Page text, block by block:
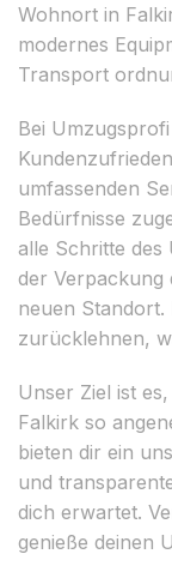
Wohnort in
modernes
Transport
Bei
umfassenden
Bedürfnisse
alle Schritte des
der Verpackung
neuen
zurücklehnen,
Unser Ziel ist
Falkirk so
bieten dir ein
und
dich erwartet.
genieße deinen